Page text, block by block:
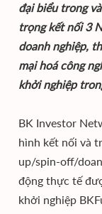
đại biểu trong
trọng kết nối 3
doanh nghiệp,
mại hoá công
khởi nghiệp
BK Investor
hình kết nối và
up/spin-off/
động thực tế
khởi nghiệp